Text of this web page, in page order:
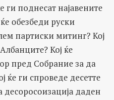
ги поднесат најавените
обезбеди руски
партиски митинг? Кој
Кој ќе
пред Собрание за да
ќе ги спроведе десетте
десоросоизација даден